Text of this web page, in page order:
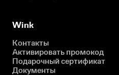
Wink
Контакты
Активировать промокод
Подарочный сертификат
Документы